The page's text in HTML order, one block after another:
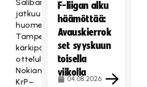
Salibandyliiga
jatkuu
huomenna
Tampereella
kärkipään
ottelulla
Nokian
KrP–
F-liigan alku
häämöttää:
Avauskierrok
set syyskuun
toisella
viikolla
04.08.2026